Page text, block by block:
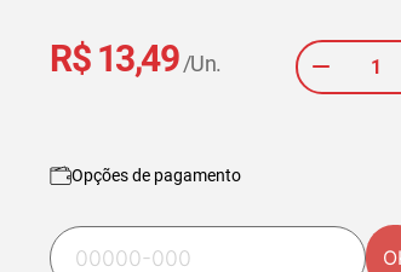
R$ 13,49 /Un.
Opções de pagamento